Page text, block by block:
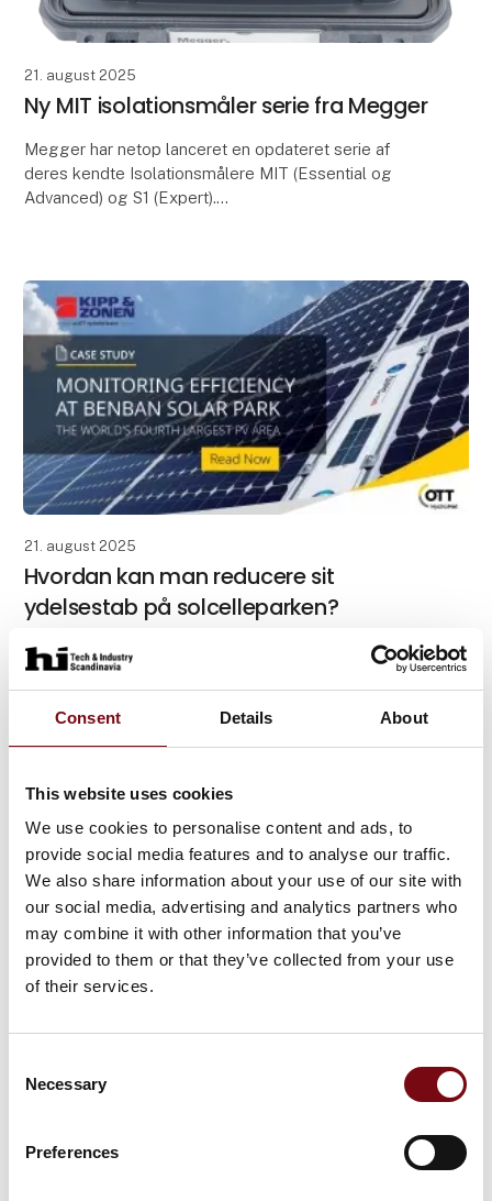
Consent Details About
This website uses cookies
We use cookies to personalise content and ads, to
provide social media features and to analyse our traffic.
We also share information about your use of our site with
our social media, advertising and analytics partners who
may combine it with other information that you’ve
provided to them or that they’ve collected from your use
of their services.
Selection
Necessary
Preferences
21. august 2025
Ny MIT isolationsmåler serie fra Megger
Megger har netop lanceret en opdateret serie af
deres kendte Isolationsmålere MIT (Essential og
Advanced) og S1 (Expert).
21. august 2025
Hvordan kan man reducere sit
ydelsestab på solcelleparken?
40 km nord for Aswar i Egypten er der bygget en 37
km2 stor solcellepark Benban Solar Park, med et
operatører. Egypten modtager i dag 90% af deres
ener
21. august 2025